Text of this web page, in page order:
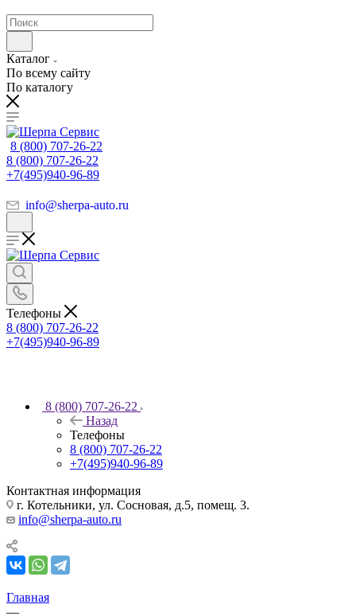
Каталог
По всему сайту
По каталогу
8 (800) 707-26-22
8 (800) 707-26-22
+7(495)940-96-89
info@sherpa-auto.ru
Телефоны
8 (800) 707-26-22
+7(495)940-96-89
8 (800) 707-26-22
Назад
Телефоны
8 (800) 707-26-22
+7(495)940-96-89
Контактная информация
г. Котельники, ул. Сосновая, д.5, помещ. 3.
info@sherpa-auto.ru
Главная
—